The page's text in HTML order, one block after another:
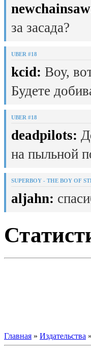
за засада?
UBER #18
kcid: Воу,
Будете
UBER #18
deadpilots:
на пыльной
SUPERBOY - THE BOY OF
aljahn:
Главная » Издательства »